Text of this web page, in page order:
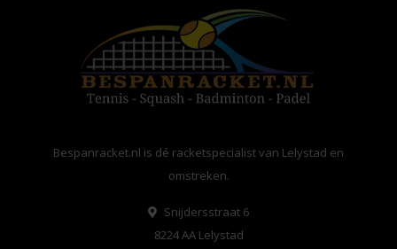
Bespanracket.nl is dé racketspecialist van Lelystad en
omstreken.
Snijdersstraat 6
8224 AA Lelystad